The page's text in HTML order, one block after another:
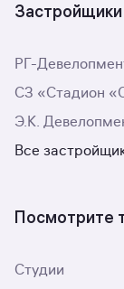
РГ-
СЗ «Стадион
Э.К.
Все
Посмотрите
Студии